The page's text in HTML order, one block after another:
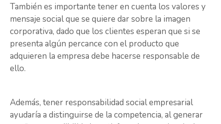
También es importante tener en cuenta los valores y
mensaje social que se quiere dar sobre la imagen
corporativa, dado que los clientes esperan que si se
presenta algún percance con el producto que
adquieren la empresa debe hacerse responsable de
ello.
Además, tener responsabilidad social empresarial
ayudaría a distinguirse de la competencia, al generar